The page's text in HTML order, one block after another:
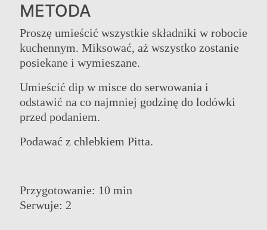
KLASA ELITARNA
WESELA
ONLINE CHECK-IN
METODA
Proszę umieścić wszystkie składniki w robocie
kuchennym. Miksować, aż wszystko zostanie
posiekane i wymieszane.
Umieścić dip w misce do serwowania i
odstawić na co najmniej godzinę do lodówki
przed podaniem.
Podawać z chlebkiem Pitta.
Przygotowanie: 10 min
Serwuje: 2